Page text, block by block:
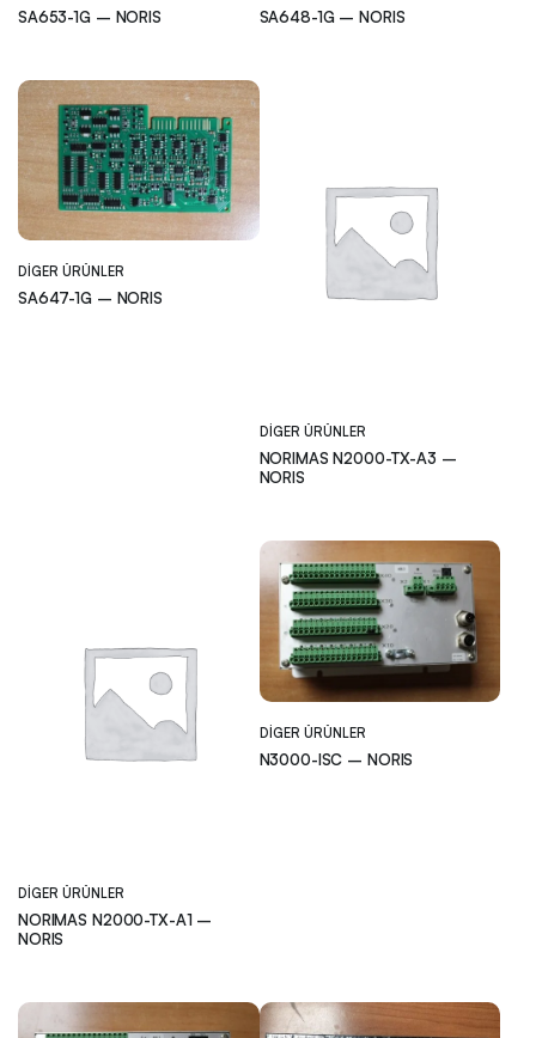
SA653-1G – NORIS SA648-1G – NORIS
DIGER ÜRÜNLER
SA647-1G – NORIS
DIGER ÜRÜNLER
NORIMAS N2000-TX-A3 –
NORIS
DIGER ÜRÜNLER
NORIMAS N2000-TX-A1 –
NORIS
DIGER ÜRÜNLER
N3000-ISC – NORIS